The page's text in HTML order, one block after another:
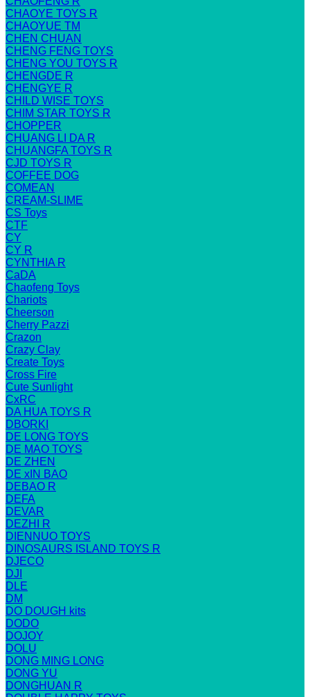
CHAOYE TOYS R
CHAOYUE TM
CHEN CHUAN
CHENG FENG TOYS
CHENG YOU TOYS R
CHENGDE R
CHENGYE R
CHILD WISE TOYS
CHIM STAR TOYS R
CHOPPER
CHUANG LI DA R
CHUANGFA TOYS R
CJD TOYS R
COFFEE DOG
COMEAN
CREAM-SLIME
CS Toys
CTF
CY
CY R
CYNTHIA R
CaDA
Chaofeng Toys
Chariots
Cheerson
Cherry Pazzi
Crazon
Crazy Clay
Create Toys
Cross Fire
Cute Sunlight
CxRC
DA HUA TOYS R
DBORKI
DE LONG TOYS
DE MAO TOYS
DE ZHEN
DE xIN BAO
DEBAO R
DEFA
DEVAR
DEZHI R
DIENNUO TOYS
DINOSAURS ISLAND TOYS R
DJECO
DJI
DLE
DM
DO DOUGH kits
DODO
DOJOY
DOLU
DONG MING LONG
DONG YU
DONGHUAN R